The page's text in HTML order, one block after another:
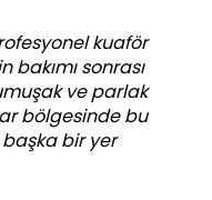
kuaför
bakımı sonrası
ve parlak
bölgesinde bu
bir yer